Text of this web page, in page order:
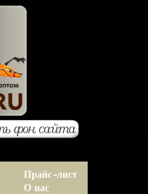
Прайс-лист
О нас